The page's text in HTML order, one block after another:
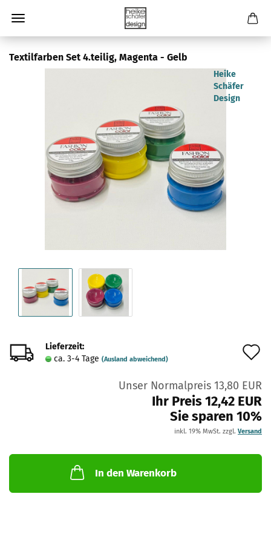
Textilfarben Set 4.teilig, Magenta - Gelb
Heike
Schäfer
Design
Lieferzeit:
ca. 3-4 Tage (Ausland abweichend)
Unser Normalpreis 13,80 EUR
Ihr Preis 12,42 EUR
Sie sparen 10%
inkl. 19% MwSt. zzgl. Versand
In den Warenkorb